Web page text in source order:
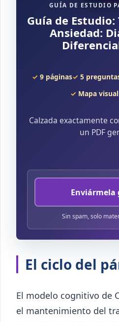
GUÍA DE ESTUDIO
Guía de
Ansiedad:
9 páginas
5
Mapa
Calzada exactamente
un PDF
Sin spam, solo
El ciclo del
El modelo cognitivo de
el mantenimiento del